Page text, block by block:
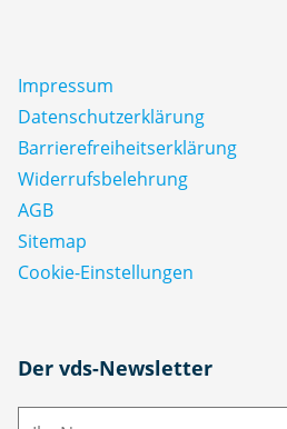
Impressum
Datenschutz­erklärung
Barrierefreiheitserklärung
Widerrufsbelehrung
AGB
Sitemap
Cookie-Einstellungen
Der vds-Newsletter
N